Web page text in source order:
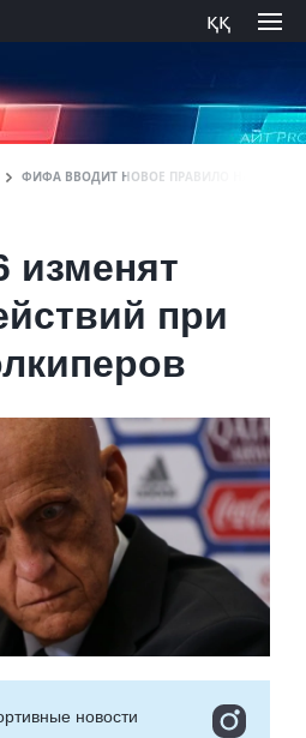
ққ
ФИФА ВВОДИТ НОВОЕ ПРАВИЛО НА
изменят
при
новости